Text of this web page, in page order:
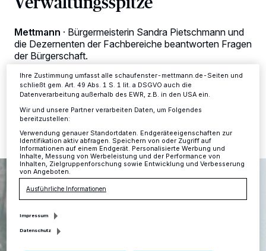
Mettmann · Bürgermeisterin Sandra Pietschmann und
die Dezernenten der Fachbereiche beantworten Fragen
der Bürgerschaft.
30.01.2025 , 10:55 Uhr Eine Minute Lesezeit
Zwecke. Wenn Tracker deaktiviert sind, sind manche Inhalte und
Anzeigen möglicherweise nicht mehr so relevant für Sie. Sie können
ändern oder Ihre Einwilligung zu widerrufen, indem Sie auf den Link
Einstellungen oder Ablehnen am unteren Rand der Webseite klicken.
Ihre Einstellungen gelten innerhalb unseres Website. Weitere
Informationen finden Sie in unserer Datenschutzerklärung.
Ihre Zustimmung umfasst alle schaufenster-mettmann.de-Seiten und
schließt gem. Art. 49 Abs. 1 S. 1 lit. a DSGVO auch die
Datenverarbeitung außerhalb des EWR, z.B. in den USA ein.
Wir und unsere Partner verarbeiten Daten, um Folgendes
bereitzustellen:
Verwendung genauer Standortdaten. Endgeräteeigenschaften zur
Identifikation aktiv abfragen. Speichern von oder Zugriff auf
Informationen auf einem Endgerät. Personalisierte Werbung und
Inhalte, Messung von Werbeleistung und der Performance von
Inhalten, Zielgruppenforschung sowie Entwicklung und Verbesserung
von Angeboten.
Ausführliche Informationen
Impressum
Datenschutz